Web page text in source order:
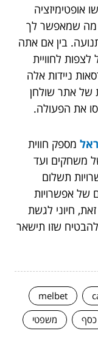
אופטימיזציה
מה שמאפשר לך
בין אם אתה
לחוויית
ניידות אלה
של אתר שולחן
את הפעולה.
מספק חווית
משחקים ועד
תשלום
של אפשרויות
חיוני לגשת
להבטיח שזו תישאר
melbet
כסף משפטי